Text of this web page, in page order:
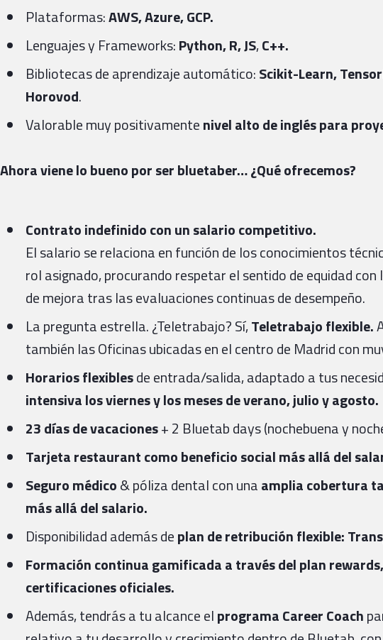
Plataformas:AWS, Azure, GCP.
Lenguajes y Frameworks:Python, R, JS,C++.
Bibliotecas de aprendizaje automático:Scikit-Learn,
Horovod.
Valorable muy positivamentenivel alto de inglés para
Ahora viene lo bueno por ser bluetaber… ¿Qué ofrecemos?
Contrato indefinido con un salario competitivo.
El salario se relaciona en función de los conocimientos
rol asignado, procurando respetar el sentido de equidad
de mejora tras las evaluaciones continuas de desempeño.
La pregunta estrella. ¿Teletrabajo? Sí,Teletrabajo flexible.
también las Oficinas ubicadas en el centro de Madrid con
Horarios flexiblesde entrada/salida, adaptado a tus
intensiva los viernes y los meses de verano, julio y agosto.
23 días de vacaciones+ 2 Bluetab days (nochebuena y
Tarjeta restaurant como beneficio social más allá del
Seguro médico& póliza dental con unaamplia cobertura
más allá del salario.
Disponibilidad además deplan de retribución flexible:
Formación continua gamificada a través del plan
certificaciones oficiales.
Además, tendrás a tu alcance elprograma Career Coach